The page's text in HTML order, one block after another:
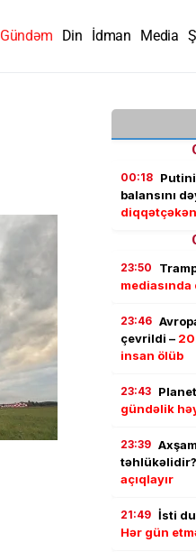
Gündəm Din İdman Media
00:18
balansını
23:50
23:46
çevrildi –
insan ölüb
23:43
gündəlik
23:39
açıqlayır
21:49 İsti
Hər gün